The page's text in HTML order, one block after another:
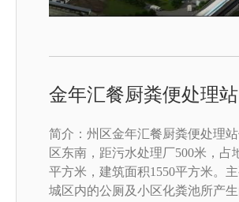
金年汇餐厨粪便处理站
简介：州区金年汇餐厨粪便处理
区东南，距污水处理厂500米，占
平方米，建筑面积1550平方米。
城区内的公厕及小区化粪池所产